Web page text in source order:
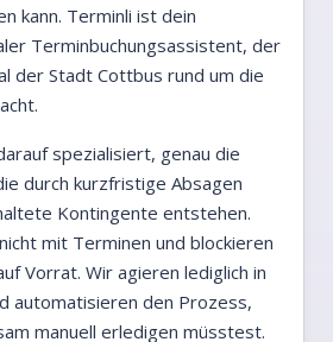
kann. Terminli ist dein
Terminbuchungsassistent, der
der Stadt Cottbus rund um die
spezialisiert, genau die
durch kurzfristige Absagen
Kontingente entstehen.
mit Terminen und blockieren
Vorrat. Wir agieren lediglich in
automatisieren den Prozess,
manuell erledigen müsstest.